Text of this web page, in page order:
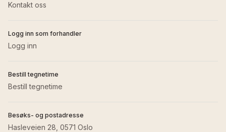
Kontakt oss
Logg inn som forhandler
Logg inn
Bestill tegnetime
Bestill tegnetime
Besøks- og postadresse
Hasleveien 28, 0571 Oslo